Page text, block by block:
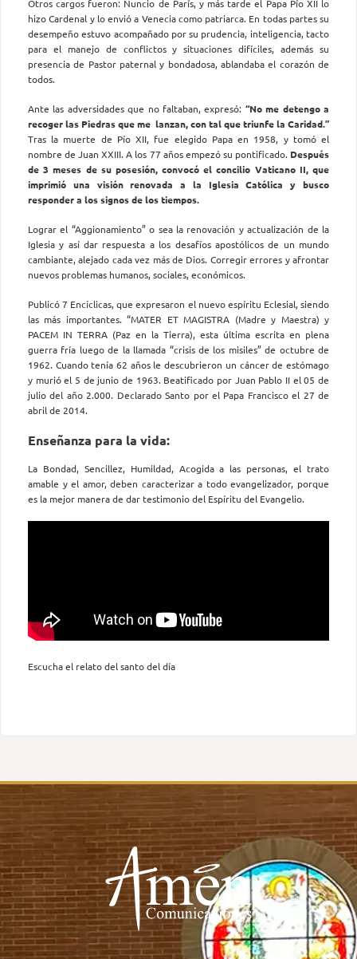
Otros cargos fueron: Nuncio de París, y más tarde el Papa Pío XII lo
hizo Cardenal y lo envió a Venecia como patriarca. En todas partes su
desempeño estuvo acompañado por su prudencia, inteligencia, tacto
para el manejo de conflictos y situaciones difíciles, además su
presencia de Pastor paternal y bondadosa, ablandaba el corazón de
todos.
Ante las adversidades que no faltaban, expresó: “No me detengo a
recoger las Piedras que me lanzan, con tal que triunfe la Caridad.”
Tras la muerte de Pío XII, fue elegido Papa en 1958, y tomó el
nombre de Juan XXIII. A los 77 años empezó su pontificado. Después
de 3 meses de su posesión, convocó el concilio Vaticano II, que
imprimió una visión renovada a la Iglesia Católica y busco
responder a los signos de los tiempos.
Lograr el “Aggionamiento” o sea la renovación y actualización de la
Iglesia y así dar respuesta a los desafíos apostólicos de un mundo
cambiante, alejado cada vez más de Dios. Corregir errores y afrontar
nuevos problemas humanos, sociales, económicos.
Publicó 7 Encíclicas, que expresaron el nuevo espíritu Eclesial, siendo
las más importantes. “MATER ET MAGISTRA (Madre y Maestra) y
PACEM IN TERRA (Paz en la Tierra), esta última escrita en plena
guerra fría luego de la llamada “crisis de los misiles” de octubre de
1962. Cuando tenía 62 años le descubrieron un cáncer de estómago
y murió el 5 de junio de 1963. Beatificado por Juan Pablo II el 05 de
julio del año 2.000. Declarado Santo por el Papa Francisco el 27 de
abril de 2014.
Enseñanza para la vida:
La Bondad, Sencillez, Humildad, Acogida a las personas, el trato
amable y el amor, deben caracterizar a todo evangelizador, porque
es la mejor manera de dar testimonio del Espíritu del Evangelio.
Escucha el relato del santo del día